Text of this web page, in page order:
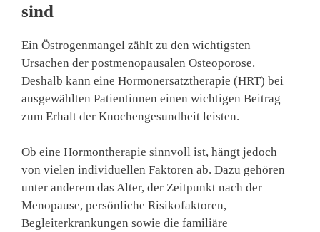
sind
Ein Östrogenmangel zählt zu den wichtigsten
Ursachen der postmenopausalen Osteoporose.
Deshalb kann eine Hormonersatztherapie (HRT) bei
ausgewählten Patientinnen einen wichtigen Beitrag
zum Erhalt der Knochengesundheit leisten.
Ob eine Hormontherapie sinnvoll ist, hängt jedoch
von vielen individuellen Faktoren ab. Dazu gehören
unter anderem das Alter, der Zeitpunkt nach der
Menopause, persönliche Risikofaktoren,
Begleiterkrankungen sowie die familiäre